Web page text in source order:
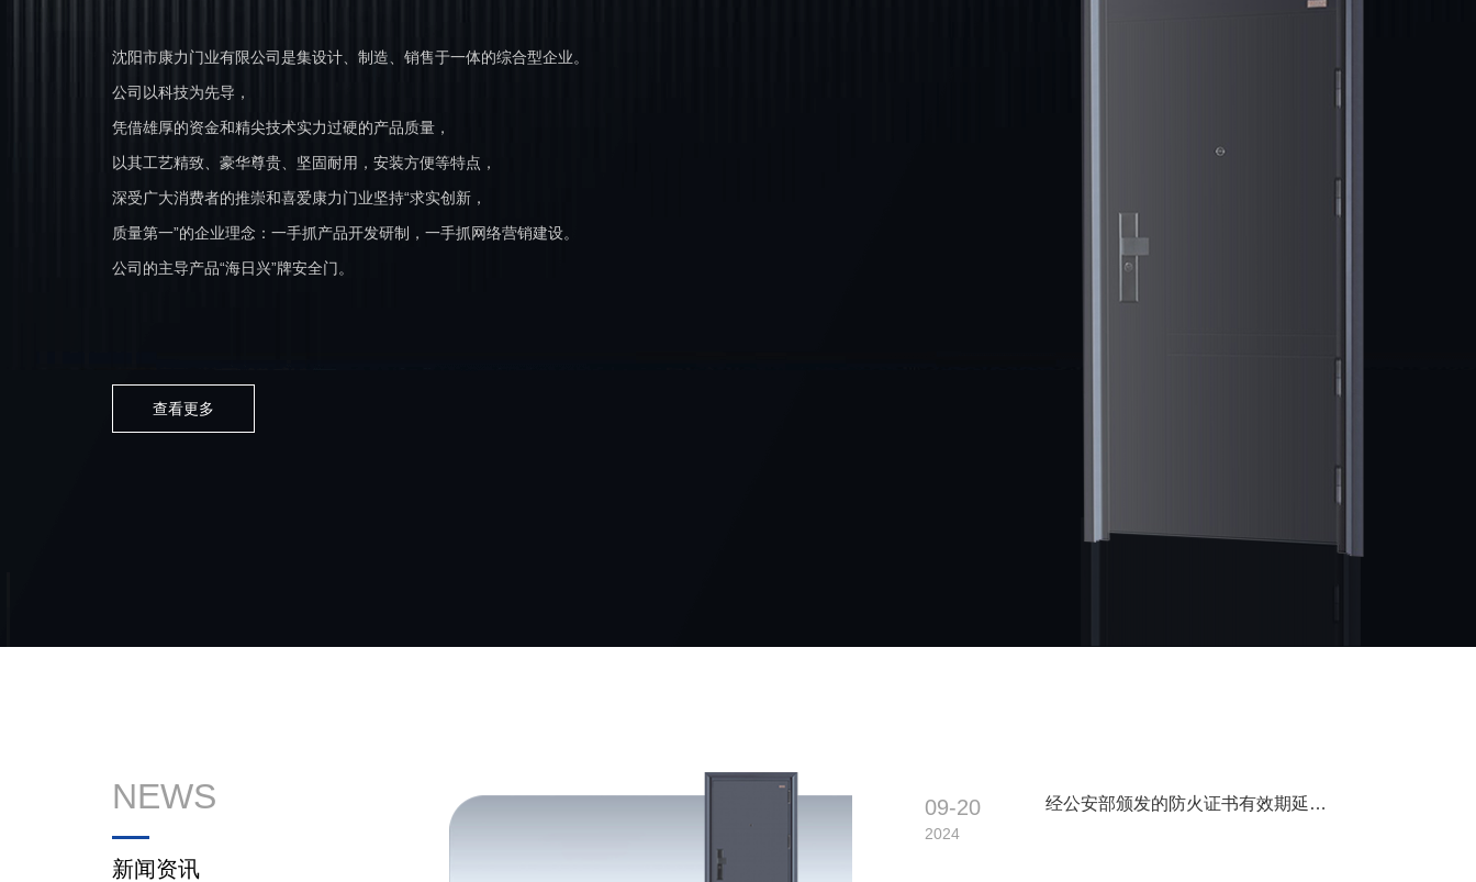
沈阳市康力门业有限公司是集设计、制造、销售于一体的综合型企业。
公司以科技为先导，
凭借雄厚的资金和精尖技术实力过硬的产品质量，
以其工艺精致、豪华尊贵、坚固耐用，安装方便等特点，
深受广大消费者的推崇和喜爱康力门业坚持“求实创新，
质量第一”的企业理念：一手抓产品开发研制，一手抓网络营销建设。
公司的主导产品“海日兴”牌安全门。
查看更多
NEWS
新闻资讯
09-20
2024
经公安部颁发的防火证书有效期延后2年